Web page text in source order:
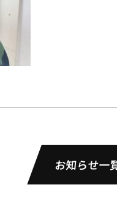
お知らせ一